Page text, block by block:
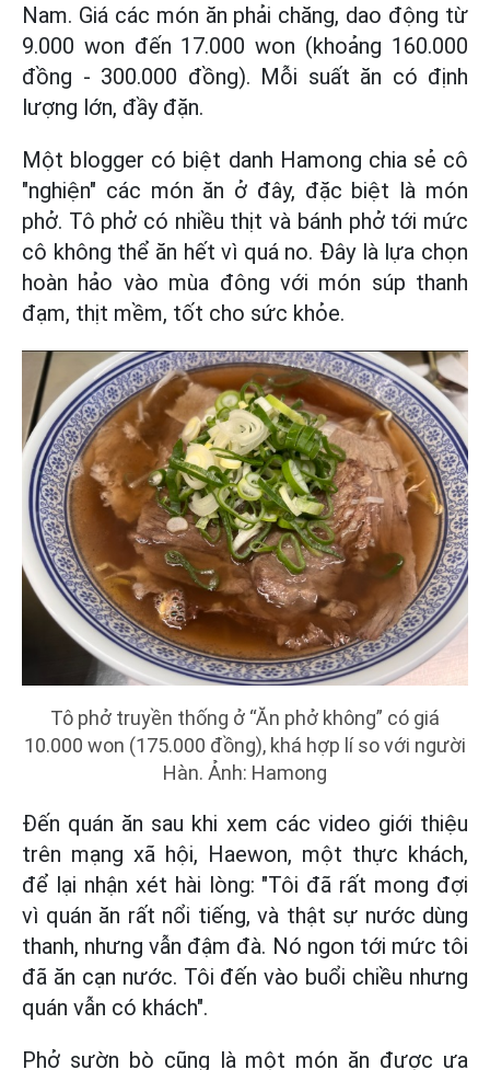
Nam. Giá các món ăn phải chăng, dao động từ
9.000 won đến 17.000 won (khoảng 160.000
đồng - 300.000 đồng). Mỗi suất ăn có định
lượng lớn, đầy đặn.
Một blogger có biệt danh Hamong chia sẻ cô
"nghiện" các món ăn ở đây, đặc biệt là món
phở. Tô phở có nhiều thịt và bánh phở tới mức
cô không thể ăn hết vì quá no. Đây là lựa chọn
hoàn hảo vào mùa đông với món súp thanh
đạm, thịt mềm, tốt cho sức khỏe.
Tô phở truyền thống ở “Ăn phở không” có giá
10.000 won (175.000 đồng), khá hợp lí so với người
Hàn. Ảnh: Hamong
Đến quán ăn sau khi xem các video giới thiệu
trên mạng xã hội, Haewon, một thực khách,
để lại nhận xét hài lòng: "Tôi đã rất mong đợi
vì quán ăn rất nổi tiếng, và thật sự nước dùng
thanh, nhưng vẫn đậm đà. Nó ngon tới mức tôi
đã ăn cạn nước. Tôi đến vào buổi chiều nhưng
quán vẫn có khách".
Phở sườn bò cũng là một món ăn được ưa